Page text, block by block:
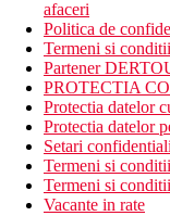
afaceri
Politica de
Termeni si
Partener
PROTECTIA
Protectia datelor
Protectia datelor
Setari
Termeni si conditii
Termeni si
Vacante in rate